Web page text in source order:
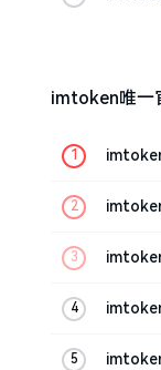
imtoken唯一